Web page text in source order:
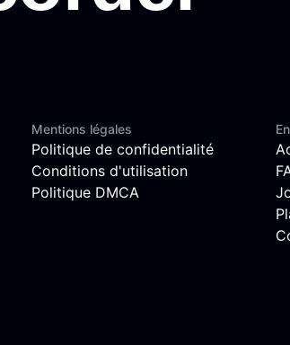
Mentions légales
Politique de confidentialité
Conditions d'utilisation
Politique DMCA